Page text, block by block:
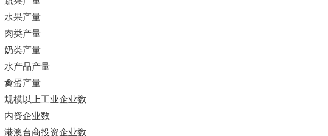
水果产量
肉类产量
奶类产量
水产品产量
禽蛋产量
规模以上工业企业数
内资企业数
港澳台商投资企业数